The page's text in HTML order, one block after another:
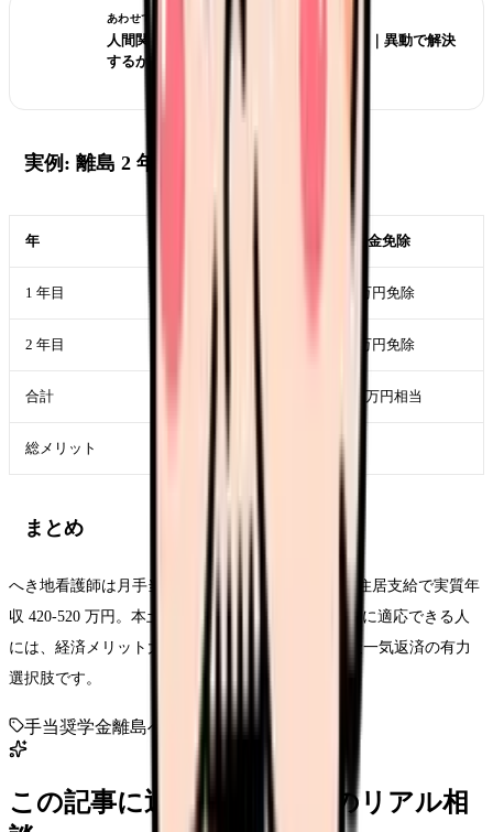
あわせて読みたい
人間関係がつらい看護師の転職判断 2026｜異動で解決
するか職場を変えるか
実例: 離島 2 年勤務モデル
年 奨学金免除
1 年目 420 万円 60 万円免除
2 年目 60 万円免除
合計 120 万円相当
総メリット
まとめ
へき地看護師は月手当 5-10 万円+奨学金返済免除+住居支給で実質年
収 420-520 万円。本土と遜色ない水準。独特の環境に適応できる人
には、経済メリット大・人材不足で裁量大・奨学金一気返済の有力
選択肢です。
手当奨学金離島へき地看護師
この記事に近い看護師さんのリアル相